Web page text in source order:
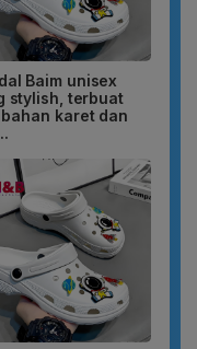
Baim unisex
stylish, terbuat
karet dan